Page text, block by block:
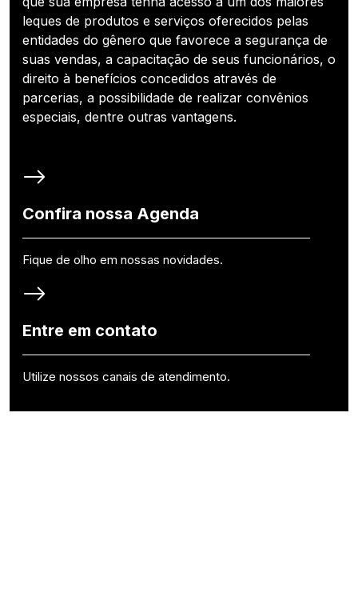
leques de produtos e serviços oferecidos pelas
entidades do gênero que favorece a segurança de
suas vendas, a capacitação de seus funcionários, o
direito à benefícios concedidos através de
parcerias, a possibilidade de realizar convênios
especiais, dentre outras vantagens.
Confira nossa Agenda
Fique de olho em nossas novidades.
Entre em contato
Utilize nossos canais de atendimento.